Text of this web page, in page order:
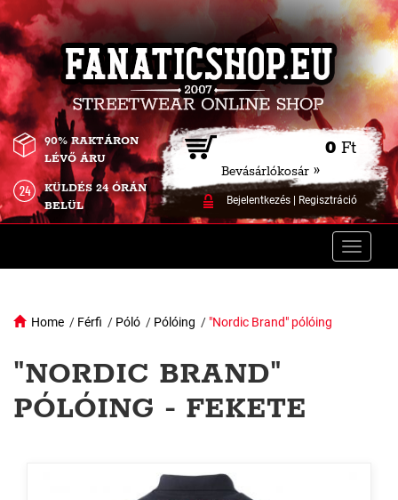
0 Ft
Bevásárlókosár »
Bejelentkezés| Regisztráció
90% RAKTÁRON
LÉVŐ ÁRU
KÜLDÉS 24 ÓRÁN
BELÜL
Toggle
Home / Férfi / Póló / Pólóing / "Nordic Brand" pólóing
"NORDIC BRAND"
PÓLÓING - FEKETE